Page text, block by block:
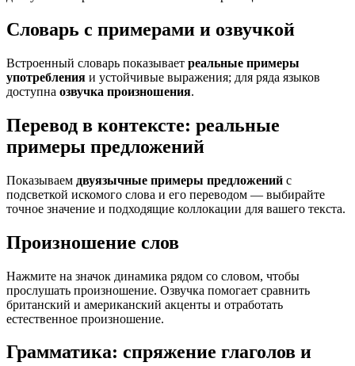
Словарь с примерами и озвучкой
Встроенный словарь показывает реальные примеры
употребления и устойчивые выражения; для ряда языков
доступна озвучка произношения.
Перевод в контексте: реальные
примеры предложений
Показываем двуязычные примеры предложений с
подсветкой искомого слова и его переводом — выбирайте
точное значение и подходящие коллокации для вашего текста.
Произношение слов
Нажмите на значок динамика рядом со словом, чтобы
прослушать произношение. Озвучка помогает сравнить
британский и американский акценты и отработать
естественное произношение.
Грамматика: спряжение глаголов и